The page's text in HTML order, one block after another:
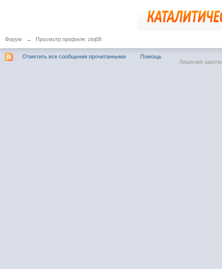
Форум → Просмотр профиля: zloj08
Отметить все сообщения прочитанными
Помощь
Лицензия